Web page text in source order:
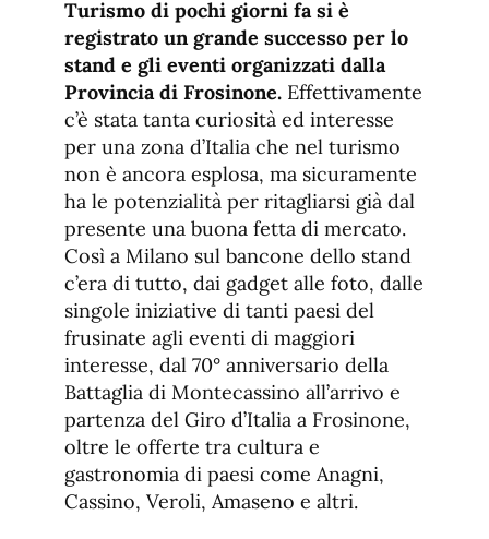
fuente.
Turismo di pochi giorni fa si è
registrato un grande successo per lo
stand e gli eventi organizzati dalla
Provincia di Frosinone. Effettivamente
c’è stata tanta curiosità ed interesse
per una zona d’Italia che nel turismo
non è ancora esplosa, ma sicuramente
ha le potenzialità per ritagliarsi già dal
presente una buona fetta di mercato.
Così a Milano sul bancone dello stand
c’era di tutto, dai gadget alle foto, dalle
singole iniziative di tanti paesi del
frusinate agli eventi di maggiori
interesse, dal 70° anniversario della
Battaglia di Montecassino all’arrivo e
partenza del Giro d’Italia a Frosinone,
oltre le offerte tra cultura e
gastronomia di paesi come Anagni,
Cassino, Veroli, Amaseno e altri.